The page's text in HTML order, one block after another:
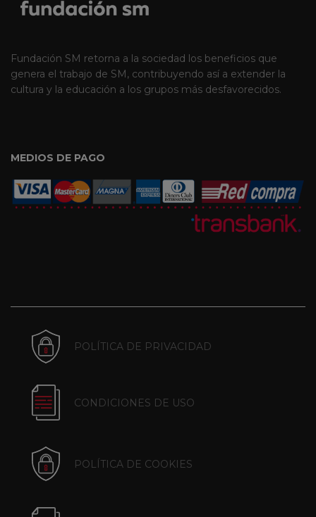
Fundación SM retorna a la sociedad los beneficios que
genera el trabajo de SM, contribuyendo así a extender la
cultura y la educación a los grupos más desfavorecidos.
MEDIOS DE PAGO
POLÍTICA DE PRIVACIDAD
CONDICIONES DE USO
POLÍTICA DE COOKIES